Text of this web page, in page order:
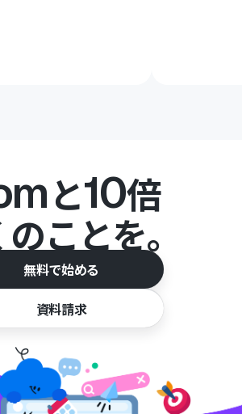
と10倍
ことを。
無料で始める
資料請求